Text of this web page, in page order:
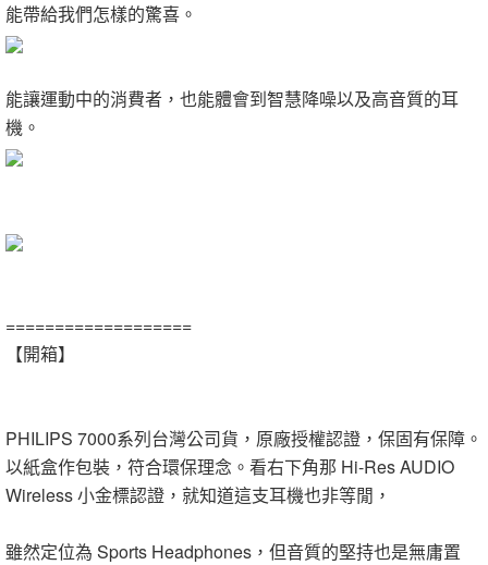
能帶給我們怎樣的驚喜。
能讓運動中的消費者，也能體會到智慧降噪以及高音質的耳
機。
===================
【開箱】
PHILIPS 7000系列台灣公司貨，原廠授權認證，保固有保障。
以紙盒作包裝，符合環保理念。看右下角那 Hi-Res AUDIO
Wireless 小金標認證，就知道這支耳機也非等閒，
雖然定位為 Sports Headphones，但音質的堅持也是無庸置